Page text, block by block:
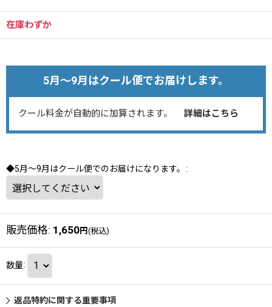
在庫わずか
5月～9月はクール便でお届けします。
クール料金が自動的に加算されます。 詳細はこちら
◆5月～9月はクール便でのお届けになります。 :
販売価格: 1,650円 (税込)
数量:
返品特約に関する重要事項